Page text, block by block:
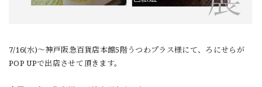
7/16(水)～神戸阪急百貨店本館5階うつわプラス様にて、ろにせらが
POP UPで出店させて頂きます。